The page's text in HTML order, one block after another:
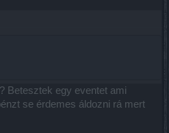
Betesztek egy eventet ami
se érdemes áldozni rá mert